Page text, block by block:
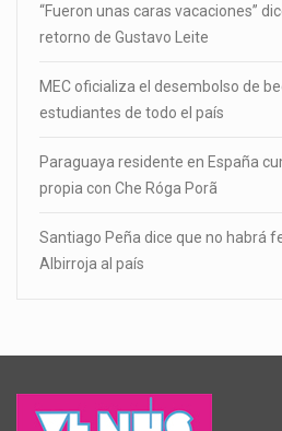
“Fueron unas caras vacaciones”
retorno de Gustavo Leite
MEC oficializa el desembolso de
estudiantes de todo el país
Paraguaya residente en España
propia con Che Róga Porã
Santiago Peña dice que no habrá
Albirroja al país